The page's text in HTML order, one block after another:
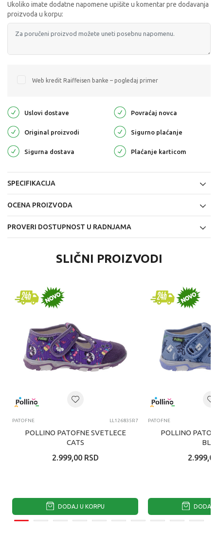
Ukoliko imate dodatne napomene upišite u komentar pre dodavanja
proizvoda u korpu:
Web kredit Raiffeisen banke – pogledaj primer
Uslovi dostave Povraćaj novca
Original proizvodi Sigurno plaćanje
Sigurna dostava Plaćanje karticom
SPECIFIKACIJA
OCENA PROIZVODA
PROVERI DOSTUPNOST U RADNJAMA
SLIČNI PROIZVODI
PATOFNE LL126835R7
POLLINO PATOFNE SVETLECE
CATS
2.999,00 RSD
DODAJ U KORPU
PATOFNE
POLLINO
2.999,00
DODAJ